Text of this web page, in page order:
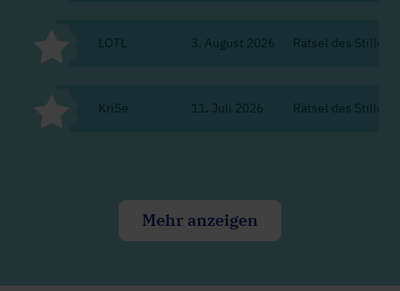
LOTL 3. August 2026 Rätsel des Stillen
KriSe 11. Juli 2026 Rätsel des Stillen
Mehr anzeigen